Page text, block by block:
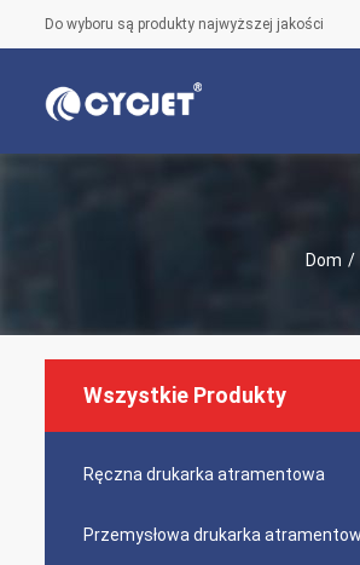
Do wyboru są produkty najwyższej jakości
Dom /
Wszystkie Produkty
Ręczna drukarka atramentowa
Przemysłowa drukarka